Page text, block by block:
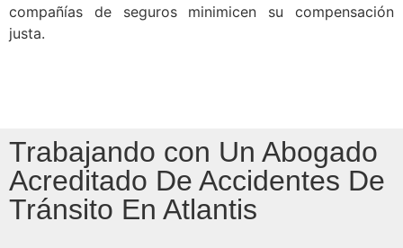
compañías de seguros minimicen su compensación
justa.
Trabajando con Un Abogado
Acreditado De Accidentes De
Tránsito En Atlantis